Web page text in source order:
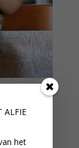
ALFIE
het